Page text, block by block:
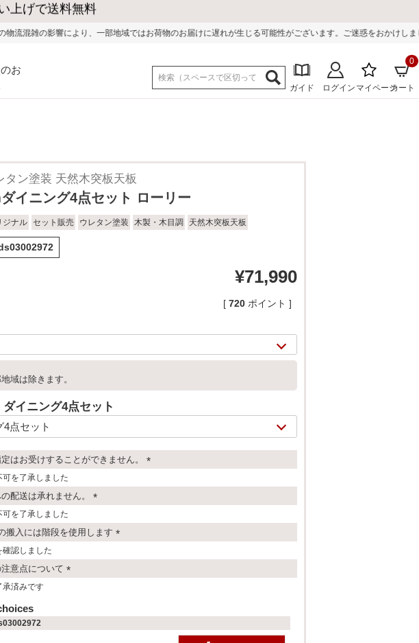
地域ではお荷物のお届けに遅れが生じる可能性がございます。ご迷惑をおかけしまして誠に申し訳ございませ
お
ガイド ログイン マイページカート
0
タン塗装 天然木突板天板
イニング4点セット ローリー
ジナル セット販売 ウレタン塗装 木製・木目調 天然木突板天板
¥71,990
[ 720 ポイント ]
域は除きます。
ダイニング4点セット
はお受けすることができません。
必
可を了承しました
配送は承れません。
必
須
可を了承しました
搬入には階段を使用します
必
確認しました
意点について
承済みです